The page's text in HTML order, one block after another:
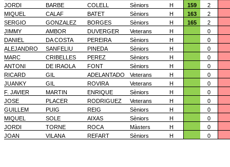
JORDI
BARBE COLELL Sèniors H 159
2
MIQUEL
CALAF BATET Sèniors H 163
2
SERGIO
GONZALEZ BORGES Sèniors H 165
2
JIMMY
AMBOR DUVERGER Veterans H
0
DANIEL
DA COSTA PEREIRA Sèniors H
0
ALEJANDRO
SANFELIU PINEDA Sèniors H
0
MARC
CRIBELLES PEREZ Sèniors H
0
ANTONI
DE IRAOLA FONT Sèniors H
0
RICARD
GIL ADELANTADO Veterans H
0
JUANKY
GIL ROVIRA Veterans H
0
F. JAVIER
MARTIN ENRIQUE Sèniors H
0
JOSE
PLACER RODRIGUEZ Veterans H
0
GUILLEM
PUIG REIG Sèniors H
0
MIQUEL
SOLE AIXAS Sèniors H
0
JORDI
TORNE ROCA Màsters H
0
JOAN
VILANA REFART Sèniors H 0